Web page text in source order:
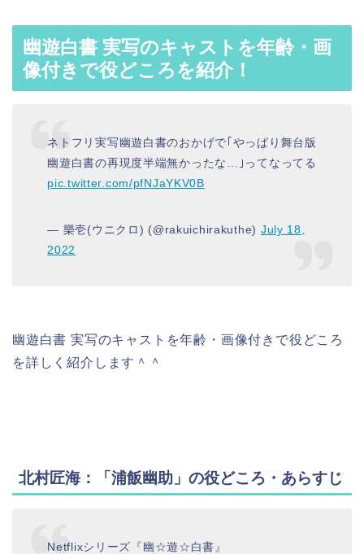
幽遊白書 実写のキャストを年齢・画
像付きで役どころを紹介！
ネトフリ実写幽遊白書のおかげで｢やっぱり舞台版
幽遊白書の再現度半端無かったな…｣ってなってる
pic.twitter.com/pfNJaYKV0B
— 樂壱(ウニクロ) (@rakuichirakuthe) July 18,
2022
幽遊白書 実写のキャストを年齢・画像付きで役どころ
を詳しく紹介します＾＾
北村匠海：「浦飯幽助」の役どころ・あらすじ
Netflixシリーズ『幽☆遊☆白書』